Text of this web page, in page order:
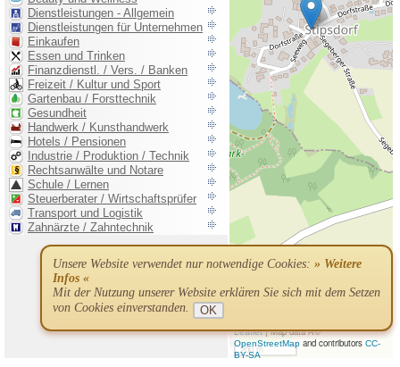
Unsere Website verwendet nur notwendige Cookies: » Weitere
Infos «
Mit der Nutzung unserer Website erklären Sie sich mit dem Setzen
von Cookies einverstanden.
OK